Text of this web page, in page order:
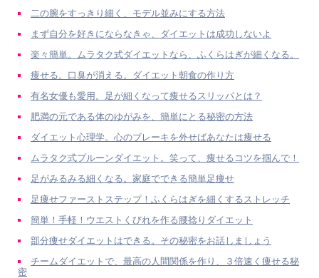
二の腕をすっきり細く、モデル並みにする方法
まず自分を好きにならなきゃ、ダイエットは成功しないよ
楽々簡単。ムラタク式ダイエットなら、ふくらはぎが細くなる。
痩せる。口臭が消える。ダイエット朝食の作り方
有名女優も愛用。足が細くなって痩せるスリッパとは？
肥満の元である体のゆがみを、簡単にとる秘密の方法
ダイエット心理学。心のブレーキを外せばあなたは痩せる
ムラタク式プルーンダイエット。笑って、痩せるコツを掴んで！
足がみるみる細くなる。家庭でできる簡単足痩せ
足痩せファーストステップ！ふくらはぎを細くするストレッチ
簡単！手軽！ウエストくびれを作る腰捻りダイエット
部分痩せダイエットはできる。その秘密をお話しましょう
チームダイエットで、最高の人間関係を作り、３倍速く痩せる秘
密